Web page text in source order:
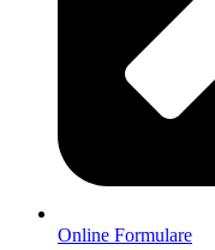
Online Formulare